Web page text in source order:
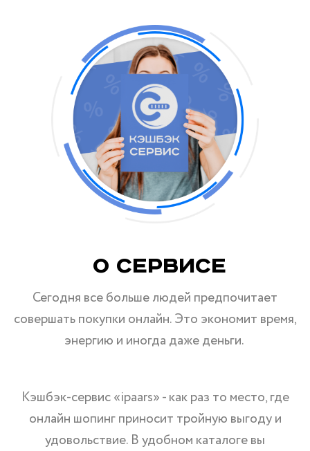
О Сервисе
Сегодня все больше людей предпочитает
совершать покупки онлайн. Это экономит время,
энергию и иногда даже деньги.
Кэшбэк-сервис «ipaars» - как раз то место, где
онлайн шопинг приносит тройную выгоду и
удовольствие. В удобном каталоге вы